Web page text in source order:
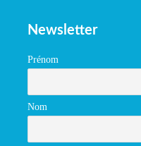
Newsletter
Prénom
Nom